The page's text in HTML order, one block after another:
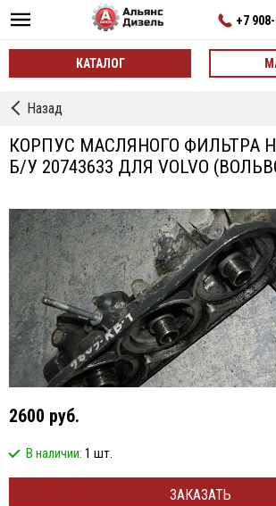
+7
КАТАЛОГ
←
Масляного
Фильтра
Назад
КОРПУС МАСЛЯНОГО ФИЛЬТРА
Б/У 20743633 ДЛЯ VOLVO
2600 руб.
В наличии: 1 шт.
ЗАКАЗАТЬ